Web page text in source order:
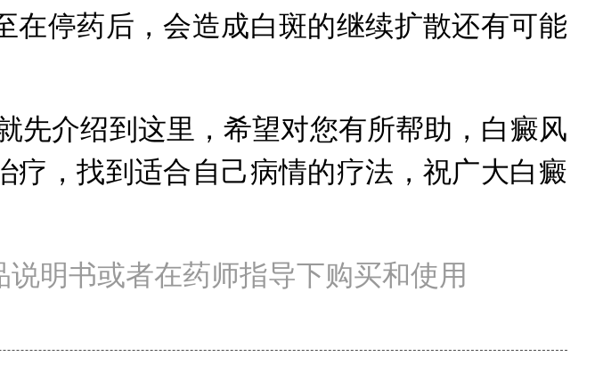
停药后，会造成白斑的继续扩散还有可能
介绍到这里，希望对您有所帮助，白癜风
，找到适合自己病情的疗法，祝广大白癜
明书或者在药师指导下购买和使用